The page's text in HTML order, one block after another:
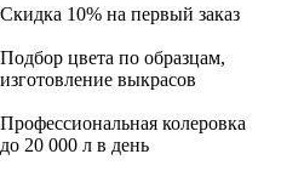
Скидка 10% на первый заказ
Подбор цвета по образцам,
изготовление выкрасов
Профессиональная колеровка
до 20 000 л в день